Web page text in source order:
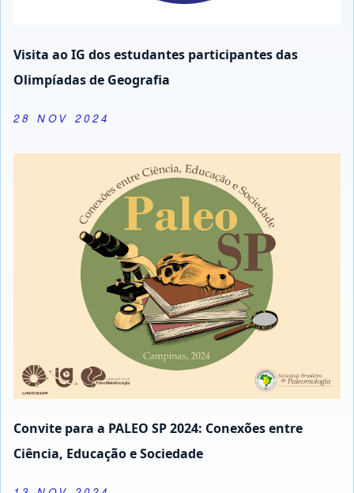
Visita ao IG dos estudantes participantes das
Olimpíadas de Geografia
28 NOV 2024
Convite para a PALEO SP 2024: Conexões entre
Ciência, Educação e Sociedade